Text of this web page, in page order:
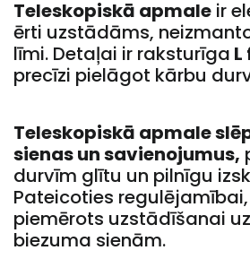
Teleskopiskā apmale ir
ērti uzstādāms,
līmi. Detaļai ir raksturīga
precīzi pielāgot kārbu
Teleskopiskā apmale
sienas un savienojumus,
durvīm glītu un pilnīgu
Pateicoties
piemērots uzstādīšanai
biezuma sienām.